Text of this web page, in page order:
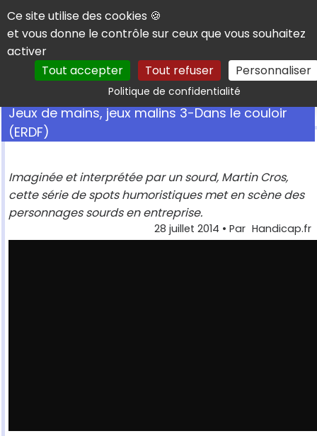
Panneau de gestion des cookies
Ce site utilise des cookies 🍪
et vous donne le contrôle sur ceux que vous souhaitez
activer
Tout accepter
Tout refuser Personnaliser
Politique de confidentialitéRechercher
Jeux de mains, jeux malins 3-Dans le couloir
(ERDF)
Imaginée et interprétée par un sourd, Martin Cros,
cette série de spots humoristiques met en scène des
personnages sourds en entreprise.
28 juillet 2014 • Par Handicap.fr